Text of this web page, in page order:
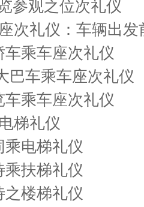
参观之位次礼仪
次礼仪：车辆出
车乘车座次礼仪
巴车乘车座次礼仪
车乘车座次礼仪
梯礼仪
乘电梯礼仪
乘扶梯礼仪
之楼梯礼仪